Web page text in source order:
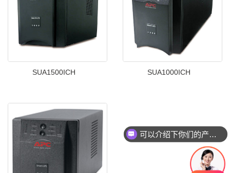
SUA1500ICH SUA1000ICH